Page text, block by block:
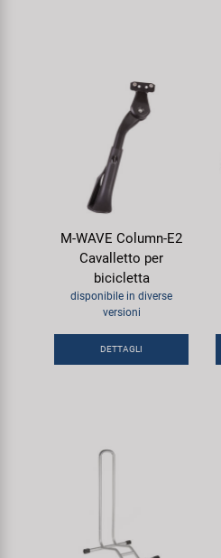
M-WAVE Column-E2
Cavalletto per
bicicletta
disponibile in diverse
versioni
DETTAGLI